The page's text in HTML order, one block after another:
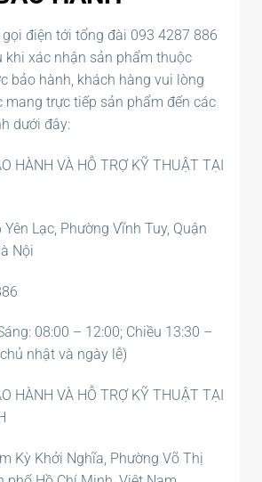
điện tới tổng đài 093 4287 886
khi xác nhận sản phẩm thuộc
bảo hành, khách hàng vui lòng
mang trực tiếp sản phẩm đến các
dưới đây:
HÀNH VÀ HỖ TRỢ KỸ THUẬT TẠI
Lạc, Phường Vĩnh Tuy, Quận
Nội
08:00 – 12:00; Chiều 13:30 –
nhật và ngày lễ)
HÀNH VÀ HỖ TRỢ KỸ THUẬT TẠI
Kỳ Khởi Nghĩa, Phường Võ Thị